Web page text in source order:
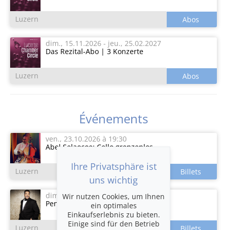
Luzern
dim., 15.11.2026 - jeu., 25.02.2027
Das Rezital-Abo | 3 Konzerte
Luzern
Événements
ven., 23.10.2026 à 19:30
Abel Selaocoe: Cello grenzenlos
Luzern
dim., 15.11.2026 à 18:30
Pene Pati: Serenata Napoletana
Luzern
Ihre Privatsphäre ist
uns wichtig
Wir nutzen Cookies, um Ihnen
ein optimales
Einkaufserlebnis zu bieten.
Einige sind für den Betrieb